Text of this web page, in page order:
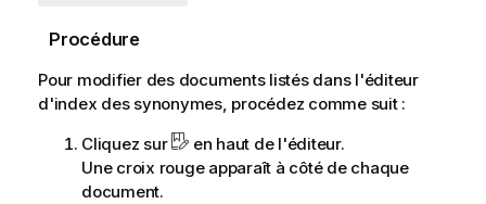
Procédure
Pour modifier des documents listés dans l'éditeur
d'index des synonymes, procédez comme suit :
Cliquez sur
en haut de l'éditeur.
Une croix rouge apparaît à côté de chaque
document.